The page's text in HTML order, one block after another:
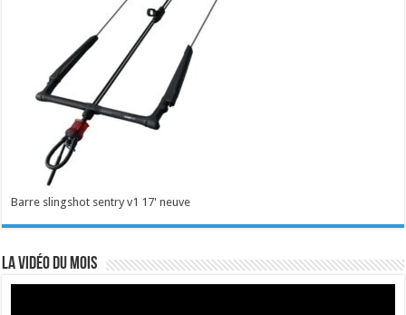
Barre slingshot sentry v1 17' neuve
La vidéo du mois